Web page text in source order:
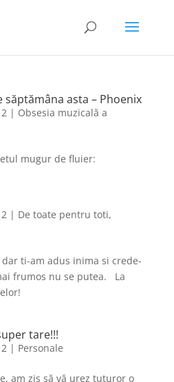
săptămâna asta – Phoenix
| Obsesia muzicală a
mugur de fluier:
| De toate pentru toti,
ti-am adus inima si crede-
frumos nu se putea. La
tare!!!
| Personale
am zis să vă urez tuturor o